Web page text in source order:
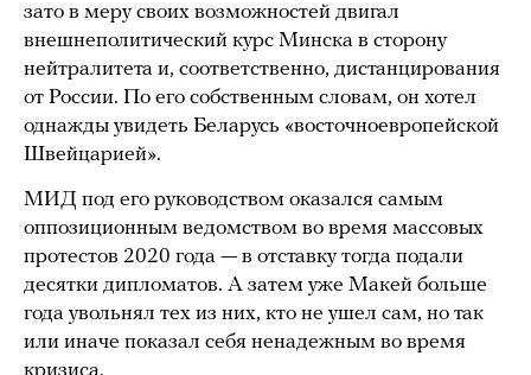
зато в меру своих возможностей двигал
внешнеполитический курс Минска в сторону
нейтралитета и, соответственно, дистанцирования
от России. По его собственным словам, он хотел
однажды увидеть Беларусь «восточноевропейской
Швейцарией».
МИД под его руководством оказался самым
оппозиционным ведомством во время массовых
протестов 2020 года — в отставку тогда подали
десятки дипломатов. А затем уже Макей больше
года увольнял тех из них, кто не ушел сам, но так
или иначе показал себя ненадежным во время